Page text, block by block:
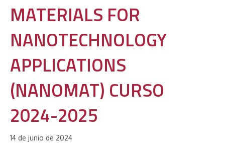
MATERIALS FOR
NANOTECHNOLOGY
APPLICATIONS
(NANOMAT) CURSO
2024-2025
14 de junio de 2024